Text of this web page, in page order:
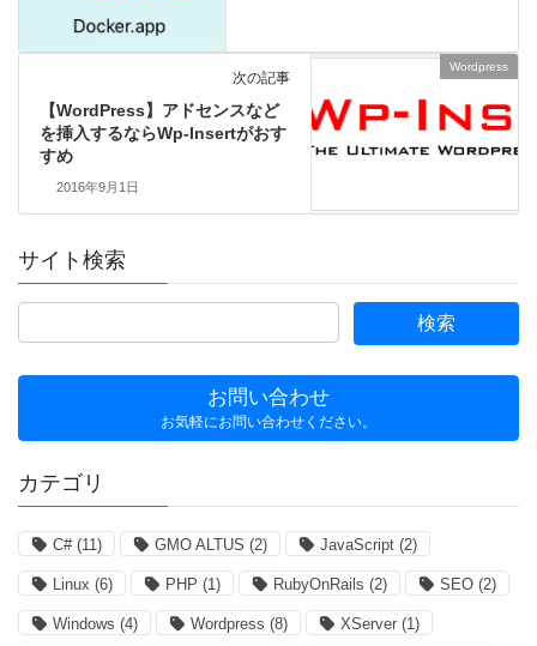
Wordpress
次の記事
【WordPress】アドセンスなど
を挿入するならWp-Insertがおす
すめ
2016年9月1日
サイト検索
お問い合わせ
お気軽にお問い合わせください。
カテゴリ
C#(11) GMO ALTUS (2) JavaScript (2)
Linux (6) PHP (1) RubyOnRails (2) SEO (2)
Windows (4) Wordpress (8) XServer (1)